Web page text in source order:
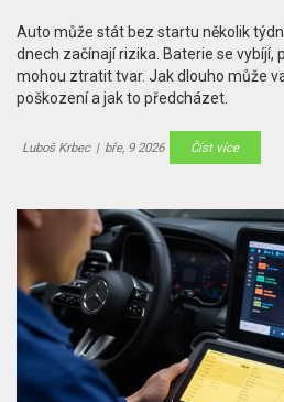
Auto může stát bez startu několik
dnech začínají rizika. Baterie se vybíjí,
mohou ztratit tvar. Jak dlouho může
poškození a jak to předcházet.
Luboš Krbec | bře, 9 2026 Číst více